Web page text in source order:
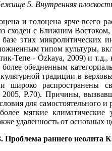
5. Внутренняя
и голоцена ярче всего
с Ближним Востоком,
этих микролитических
типом культуры,
Тепе - Özkaya, 2009) и т.д.,
более обедненным
традиции в
широко
P.70). Причины,
для самостоятельного
мягкие климатические
удаленность от основных
Проблема раннего неолита